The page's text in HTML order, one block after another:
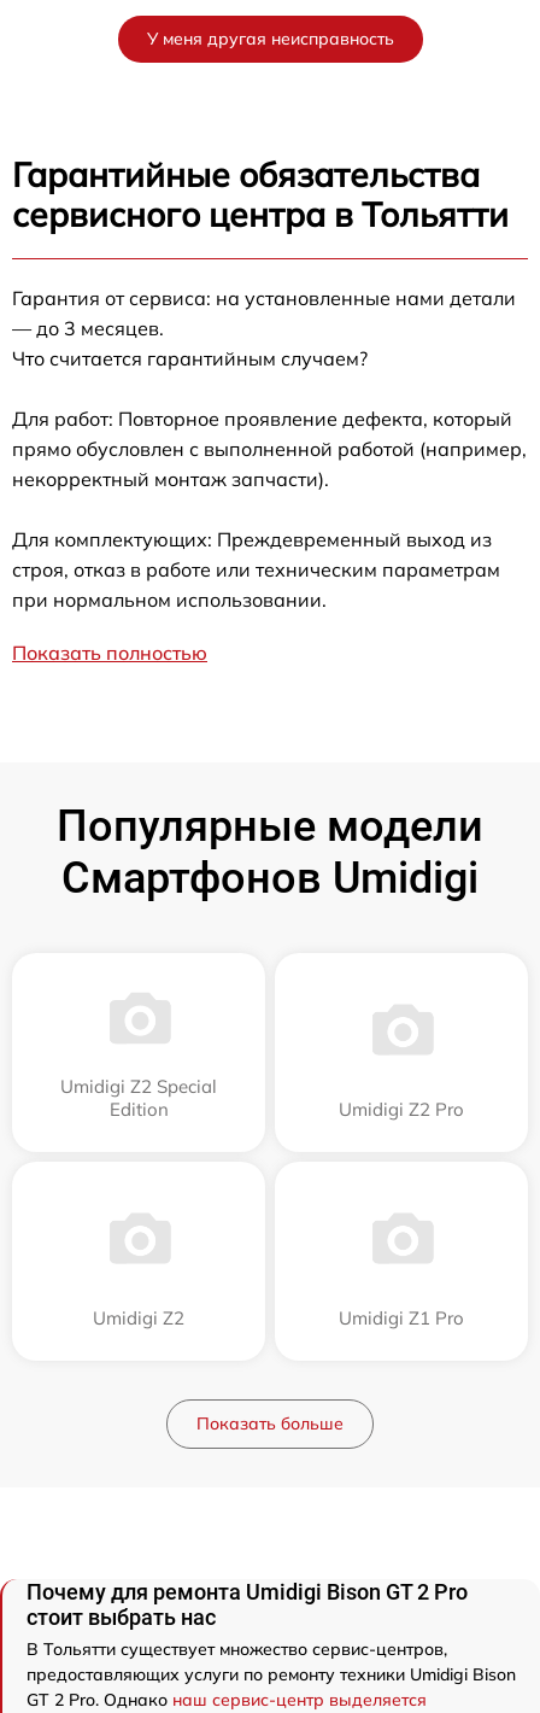
У меня другая неисправность
Гарантийные обязательства
сервисного центра в Тольятти
Гарантия от сервиса: на установленные нами детали
— до 3 месяцев.
Что считается гарантийным случаем?
Для работ: Повторное проявление дефекта, который
прямо обусловлен с выполненной работой (например,
некорректный монтаж запчасти).
Для комплектующих: Преждевременный выход из
строя, отказ в работе или техническим параметрам
при нормальном использовании.
Показать полностью
Популярные модели
Смартфонов Umidigi
Umidigi Z2 Special
Edition
Umidigi Z2 Pro
Umidigi Z2 Umidigi Z1 Pro
Показать больше
Почему для ремонта Umidigi Bison GT 2 Pro
стоит выбрать нас
В Тольятти существует множество сервис-центров,
предоставляющих услуги по ремонту техники Umidigi Bison
GT 2 Pro. Однако наш сервис-центр выделяется